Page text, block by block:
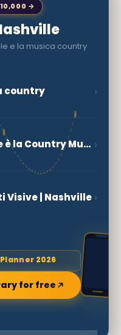
→
e la musica country
country ›
Tennessee, Nashville è la Country Music Capital ›
Visive | Nashville ›
2026
for free